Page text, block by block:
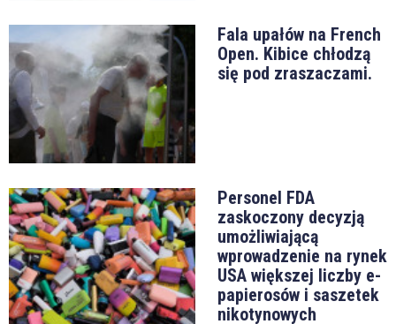
Fala upałów na French
Open. Kibice chłodzą
się pod zraszaczami.
Personel FDA
zaskoczony decyzją
umożliwiającą
wprowadzenie na rynek
USA większej liczby e-
papierosów i saszetek
nikotynowych